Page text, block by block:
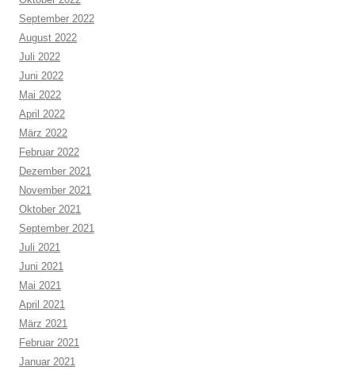
September 2022
August 2022
Juli 2022
Juni 2022
Mai 2022
April 2022
März 2022
Februar 2022
Dezember 2021
November 2021
Oktober 2021
September 2021
Juli 2021
Juni 2021
Mai 2021
April 2021
März 2021
Februar 2021
Januar 2021